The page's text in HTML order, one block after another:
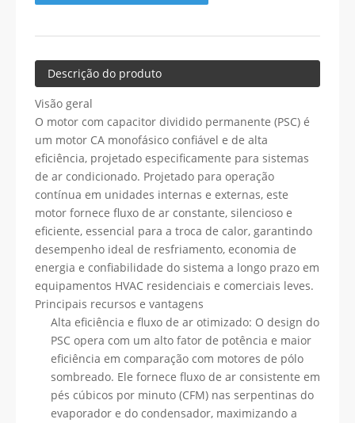
Descrição do produto
Visão geral
O motor com capacitor dividido permanente (PSC) é
um motor CA monofásico confiável e de alta
eficiência, projetado especificamente para sistemas
de ar condicionado. Projetado para operação
contínua em unidades internas e externas, este
motor fornece fluxo de ar constante, silencioso e
eficiente, essencial para a troca de calor, garantindo
desempenho ideal de resfriamento, economia de
energia e confiabilidade do sistema a longo prazo em
equipamentos HVAC residenciais e comerciais leves.
Principais recursos e vantagens
Alta eficiência e fluxo de ar otimizado: O design do
PSC opera com um alto fator de potência e maior
eficiência em comparação com motores de pólo
sombreado. Ele fornece fluxo de ar consistente em
pés cúbicos por minuto (CFM) nas serpentinas do
evaporador e do condensador, maximizando a